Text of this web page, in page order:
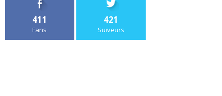
411
Fans
421
Suiveurs